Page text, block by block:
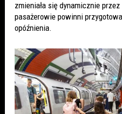
zmieniała się dynamicznie
pasażerowie powinni
opóźnienia.